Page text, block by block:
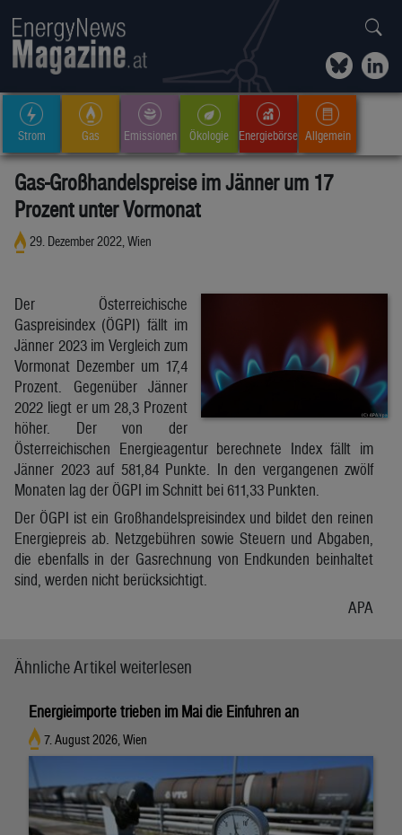
Strom Gas Emissionen Ökologie Energiebörse Allgemein
Gas-Großhandelspreise im Jänner um 17
Prozent unter Vormonat
29. Dezember 2022, Wien
Der Österreichische
Gaspreisindex (ÖGPI) fällt im
Jänner 2023 im Vergleich zum
Vormonat Dezember um 17,4
Prozent. Gegenüber Jänner
2022 liegt er um 28,3 Prozent
höher. Der von der
Österreichischen Energieagentur berechnete Index fällt im
Jänner 2023 auf 581,84 Punkte. In den vergangenen zwölf
Monaten lag der ÖGPI im Schnitt bei 611,33 Punkten.
Der ÖGPI ist ein Großhandelspreisindex und bildet den reinen
Energiepreis ab. Netzgebühren sowie Steuern und Abgaben,
die ebenfalls in der Gasrechnung von Endkunden beinhaltet
sind, werden nicht berücksichtigt.
APA
Ähnliche Artikel weiterlesen
Energieimporte trieben im Mai die Einfuhren an
7. August 2026, Wien